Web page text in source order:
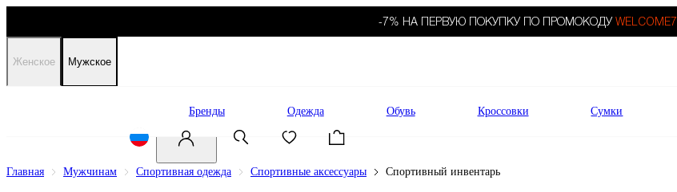
-7% НА ПЕРВУЮ ПОКУПКУ ПО ПРОМОКОДУ WELCOME7.
Женское Мужское
Бренды Одежда Обувь Кроссовки Сумки
Главная Мужчинам Спортивная одежда Спортивные аксессуары Спортивный инвентарь